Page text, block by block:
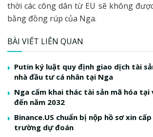
thời các công dân từ EU sẽ không
bằng đồng rúp của Nga.
BÀI VIẾT LIÊN QUAN
Putin ký luật quy định giao dịch tài
nhà đầu tư cá nhân tại Nga
Nga cấm khai thác tài sản mã hóa tại
đến năm 2032
Binance.US chuẩn bị nộp hồ sơ xin
trường dự đoán